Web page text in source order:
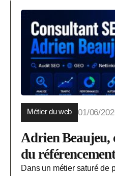
Métier du web 01/06/
Adrien Beaujeu,
du
Dans un métier saturé de